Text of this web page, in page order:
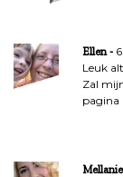
e
Ellen
Leuk
Zal
pagina
Mellanie